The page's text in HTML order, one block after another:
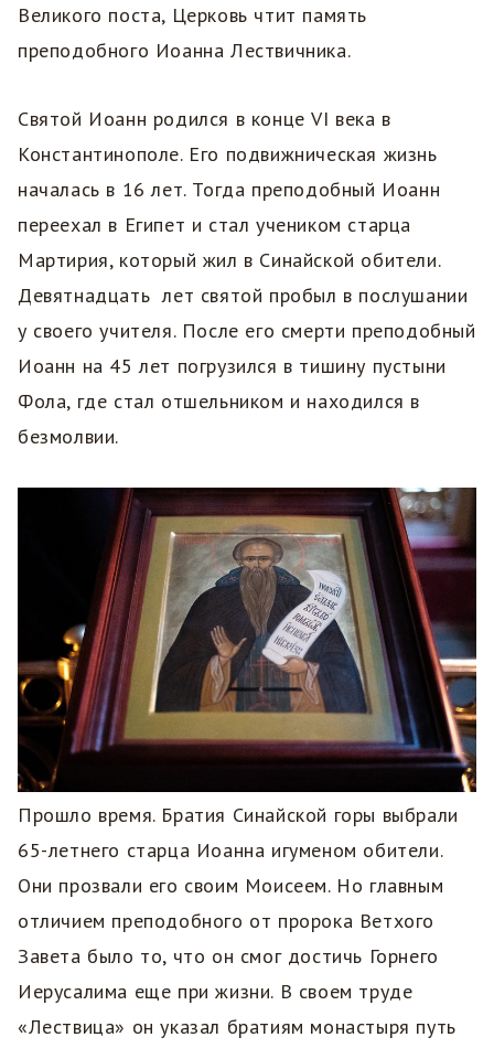
Великого поста, Церковь чтит память
преподобного Иоанна Лествичника.
Святой Иоанн родился в конце VI века в
Константинополе. Его подвижническая жизнь
началась в 16 лет. Тогда преподобный Иоанн
переехал в Египет и стал учеником старца
Мартирия, который жил в Синайской обители.
Девятнадцать лет святой пробыл в послушании
у своего учителя. После его смерти преподобный
Иоанн на 45 лет погрузился в тишину пустыни
Фола, где стал отшельником и находился в
безмолвии.
Прошло время. Братия Синайской горы выбрали
65-летнего старца Иоанна игуменом обители.
Они прозвали его своим Моисеем. Но главным
отличием преподобного от пророка Ветхого
Завета было то, что он смог достичь Горнего
Иерусалима еще при жизни. В своем труде
«Лествица» он указал братиям монастыря путь